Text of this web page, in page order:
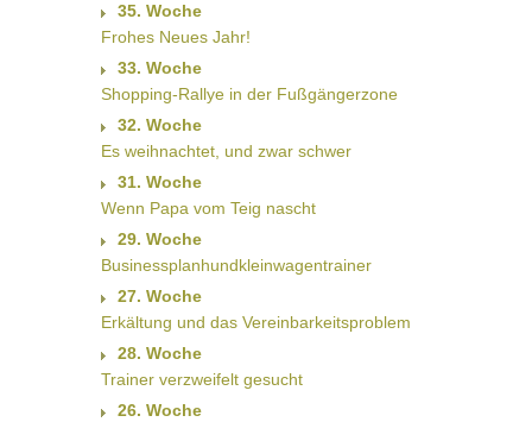
35. Woche
Frohes Neues Jahr!
33. Woche
Shopping-Rallye in der Fußgängerzone
32. Woche
Es weihnachtet, und zwar schwer
31. Woche
Wenn Papa vom Teig nascht
29. Woche
Businessplanhundkleinwagentrainer
27. Woche
Erkältung und das Vereinbarkeitsproblem
28. Woche
Trainer verzweifelt gesucht
26. Woche